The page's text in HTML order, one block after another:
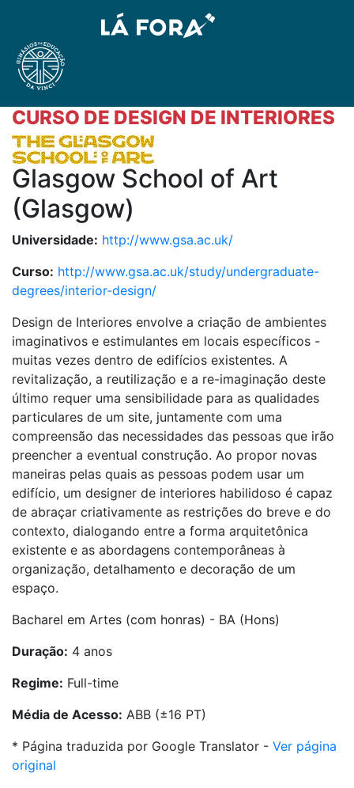
CURSO DE DESIGN DE INTERIORES
Glasgow School of Art
(Glasgow)
Universidade: http://www.gsa.ac.uk/
Curso: http://www.gsa.ac.uk/study/undergraduate-
degrees/interior-design/
Design de Interiores envolve a criação de ambientes
imaginativos e estimulantes em locais específicos -
muitas vezes dentro de edifícios existentes. A
revitalização, a reutilização e a re-imaginação deste
último requer uma sensibilidade para as qualidades
particulares de um site, juntamente com uma
compreensão das necessidades das pessoas que irão
preencher a eventual construção. Ao propor novas
maneiras pelas quais as pessoas podem usar um
edifício, um designer de interiores habilidoso é capaz
de abraçar criativamente as restrições do breve e do
contexto, dialogando entre a forma arquitetônica
existente e as abordagens contemporâneas à
organização, detalhamento e decoração de um
espaço.
Bacharel em Artes (com honras) - BA (Hons)
Duração: 4 anos
Regime: Full-time
Média de Acesso: ABB (±16 PT)
* Página traduzida por Google Translator - Ver página
original